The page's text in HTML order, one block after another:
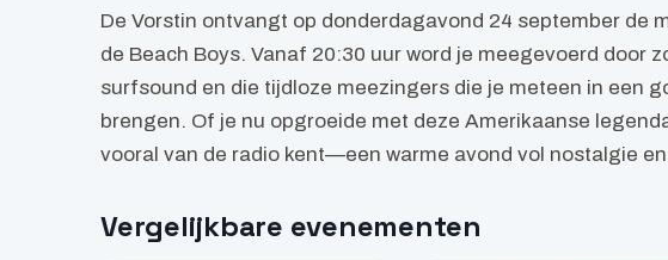
De Vorstin ontvangt op donderdagavond 24 september de
de Beach Boys. Vanaf 20:30 uur word je meegevoerd door
surfsound en die tijdloze meezingers die je meteen in een
brengen. Of je nu opgroeide met deze Amerikaanse
vooral van de radio kent—een warme avond vol nostalgie
Vergelijkbare evenementen